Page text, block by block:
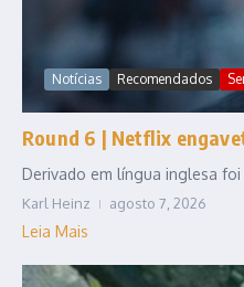
Notícias Recomendados
Round 6 | Netflix
Derivado em língua inglesa
Karl Heinz agosto 7, 2026
Leia Mais